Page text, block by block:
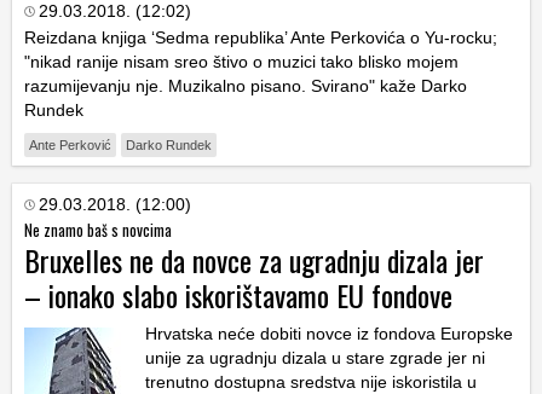
29.03.2018. (12:02)
Reizdana knjiga ‘Sedma republika’ Ante Perkovića o Yu-rocku;
"nikad ranije nisam sreo štivo o muzici tako blisko mojem
razumijevanju nje. Muzikalno pisano. Svirano" kaže Darko
Rundek
Ante Perković Darko Rundek
29.03.2018. (12:00)
Ne znamo baš s novcima
Bruxelles ne da novce za ugradnju dizala jer
– ionako slabo iskorištavamo EU fondove
Hrvatska neće dobiti novce iz fondova Europske
unije za ugradnju dizala u stare zgrade jer ni
trenutno dostupna sredstva nije iskoristila u